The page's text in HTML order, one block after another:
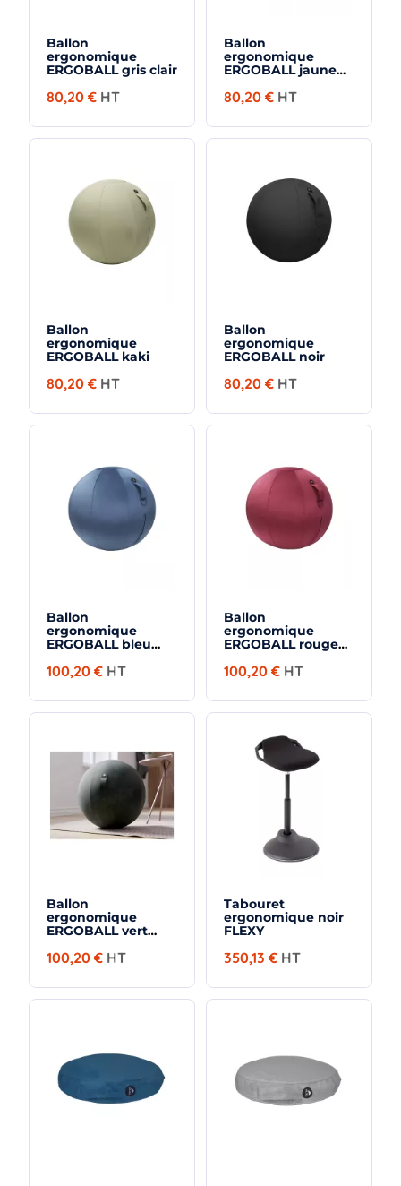
Ballon
ergonomique
ERGOBALL gris clair
80,20 € HT
Ballon
ergonomique
ERGOBALL jaune
80,20 € HT
Ballon
ergonomique
ERGOBALL kaki
80,20 € HT
Ballon
ergonomique
ERGOBALL noir
80,20 € HT
Ballon
ergonomique
ERGOBALL bleu
100,20 € HT
Ballon
ergonomique
ERGOBALL rouge
100,20 € HT
Ballon
ergonomique
ERGOBALL vert
100,20 € HT
Tabouret
ergonomique noir
FLEXY
350,13 € HT